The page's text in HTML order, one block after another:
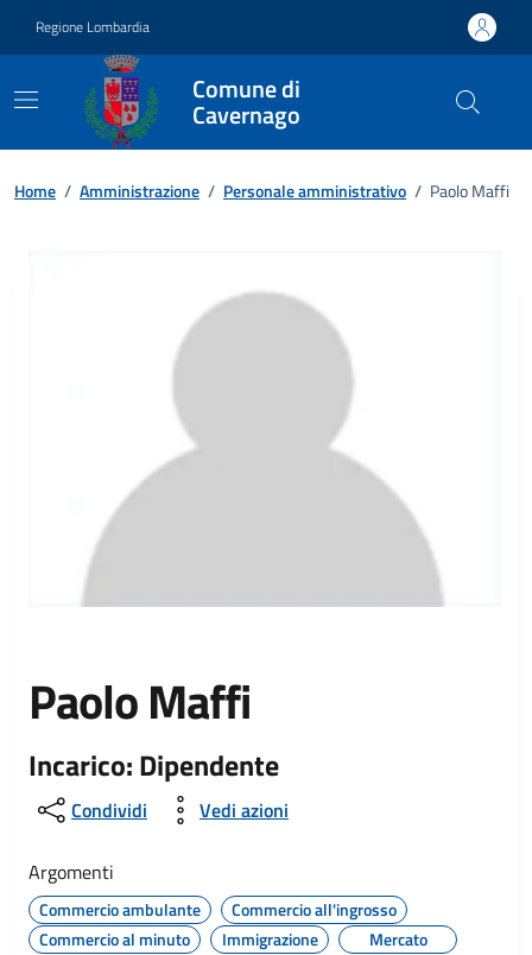
Regione Lombardia
Comune di
Cavernago
Home / Amministrazione / Personale amministrativo / Paolo Maffi
Paolo Maffi
Incarico: Dipendente
Condividi Vedi azioni
Argomenti
Commercio ambulante
Commercio all'ingrosso
Commercio al minuto
Immigrazione
Mercato